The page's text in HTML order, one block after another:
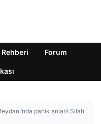
Rehberi Forum
panik anları! Silah